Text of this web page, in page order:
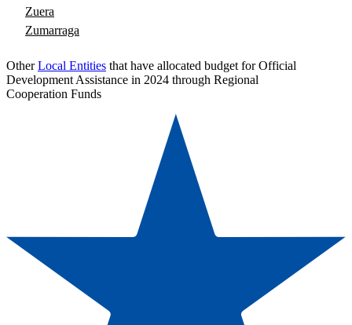
Zuera
Zumarraga
OtherLocal Entities that have allocated budget for Official
Development Assistance in 2024 through Regional
Cooperation Funds